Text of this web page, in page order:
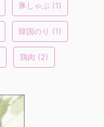
豚しゃぶ (1)
韓国のり (1)
鶏肉 (2)